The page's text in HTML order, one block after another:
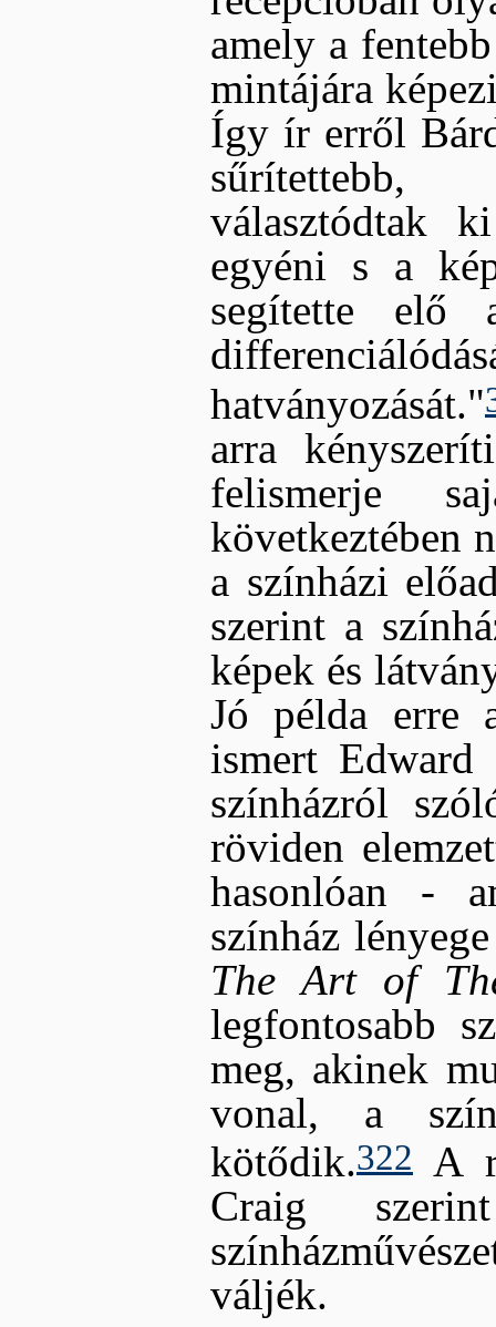
amely a
mintájára
Így ír erről
sűrítettebb,
választódtak
egyéni s a
segítette elő
hatványozását."
arra
felismerje
következtében
a színházi
szerint a
képek és
Jó példa erre
ismert Edward
színházról
röviden
hasonlóan -
színház
The Art of
legfontosabb
meg, akinek
vonal, a
kötődik.322 A
Craig
váljék.